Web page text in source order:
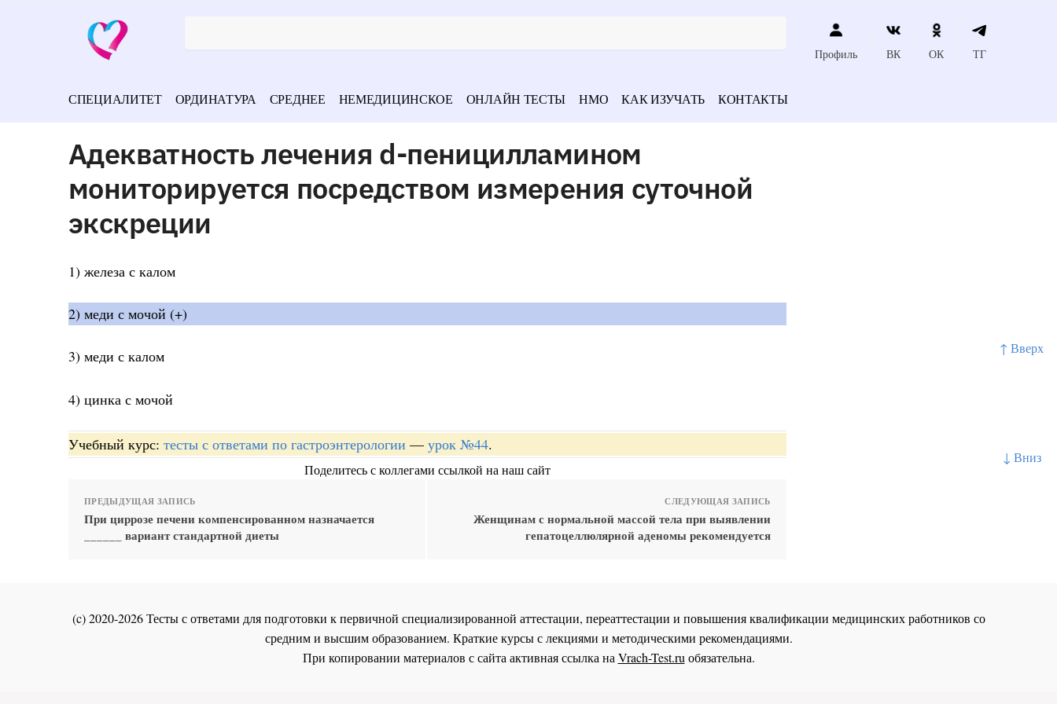
↑ Вверх
↓ Вниз
Профиль ВК ОК ТГ
СПЕЦИАЛИТЕТ ОРДИНАТУРА СРЕДНЕЕ НЕМЕДИЦИНСКОЕ ОНЛАЙН ТЕСТЫ НМО КАК ИЗУЧАТЬ КОНТАКТЫ
Адекватность лечения d-пеницилламином
мониторируется посредством измерения суточной
экскреции
1) железа с калом
2) меди с мочой (+)
3) меди с калом
4) цинка с мочой
Учебный курс: тесты с ответами по гастроэнтерологии — урок №44.
Поделитесь с коллегами ссылкой на наш сайт
ПРЕДЫДУЩАЯ ЗАПИСЬ
При циррозе печени компенсированном назначается
______ вариант стандартной диеты
СЛЕДУЮЩАЯ ЗАПИСЬ
Женщинам с нормальной массой тела при выявлении
гепатоцеллюлярной аденомы рекомендуется
(c) 2020-2026 Тесты с ответами для подготовки к первичной специализированной аттестации, переаттестации и повышения квалификации медицинских работников со
средним и высшим образованием. Краткие курсы с лекциями и методическими рекомендациями.
При копировании материалов с сайта активная ссылка наVrach-Test.ruобязательна.